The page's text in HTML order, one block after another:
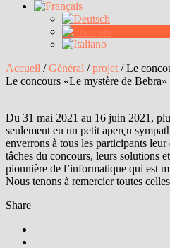
Accueil /Général /projet /Le
Le concours «Le mystère de Bebra»
Du 31 mai 2021 au 16 juin 2021,
seulement eu un petit aperçu
enverrons à tous les participants
tâches du concours, leurs solutions
pionnière de l’informatique qui est
Nous tenons à remercier toutes
Share